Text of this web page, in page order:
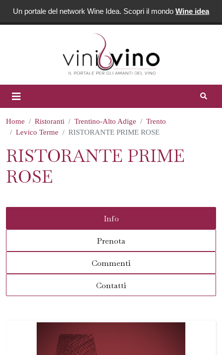
Un portale del network Wine Idea. Scopri il mondo Wine idea
Home Ristoranti Trentino-Alto Adige
Trento
Levico Terme
RISTORANTE PRIME ROSE
RISTORANTE PRIME
ROSE
Info
Prenota
Commenti
Contatti